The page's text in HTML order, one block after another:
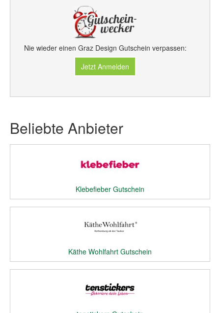
Nie wieder einen Graz Design Gutschein verpassen:
Jetzt Anmelden
Beliebte Anbieter
Klebefieber Gutschein
Käthe Wohlfahrt Gutschein